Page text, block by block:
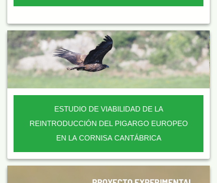
ESTUDIO DE VIABILIDAD DE LA
REINTRODUCCIÓN DEL PIGARGO EUROPEO
EN LA CORNISA CANTÁBRICA